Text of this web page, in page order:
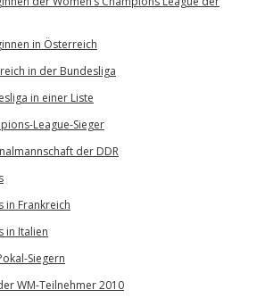
in Österreich
in der Bundesliga
in einer Liste
League-Sieger
der DDR
in Frankreich
in Italien
Siegern
WM-Teilnehmer 2010